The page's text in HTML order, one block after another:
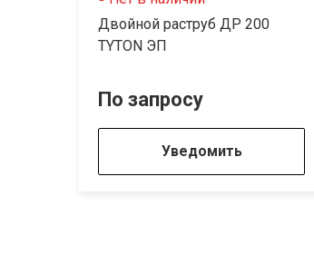
Двойной раструб ДР 200
TYTON ЭП
По запросу
Уведомить